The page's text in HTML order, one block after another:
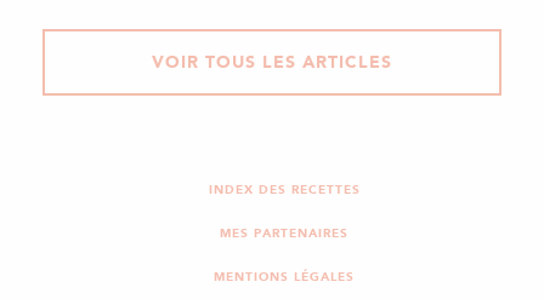
VOIR TOUS LES ARTICLES
INDEX DES RECETTES
MES PARTENAIRES
MENTIONS LÉGALES